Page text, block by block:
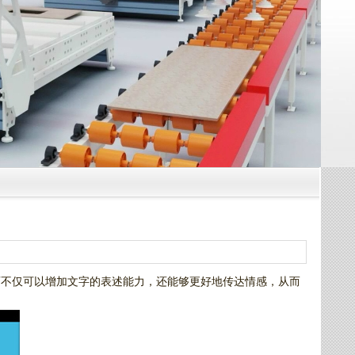
仅可以增加文字的表述能力，还能够更好地传达情感，从而